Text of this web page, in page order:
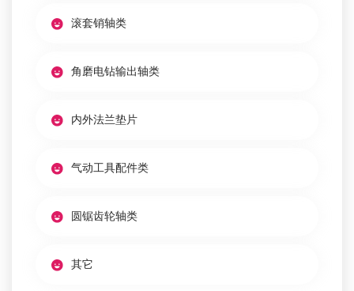
滚套销轴类
角磨电钻输出轴类
内外法兰垫片
气动工具配件类
圆锯齿轮轴类
其它